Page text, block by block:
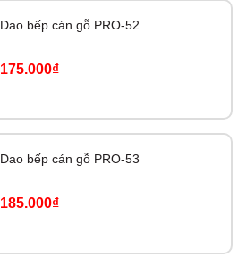
Dao bếp cán gỗ PRO-52
175.000₫
Dao bếp cán gỗ PRO-53
185.000₫